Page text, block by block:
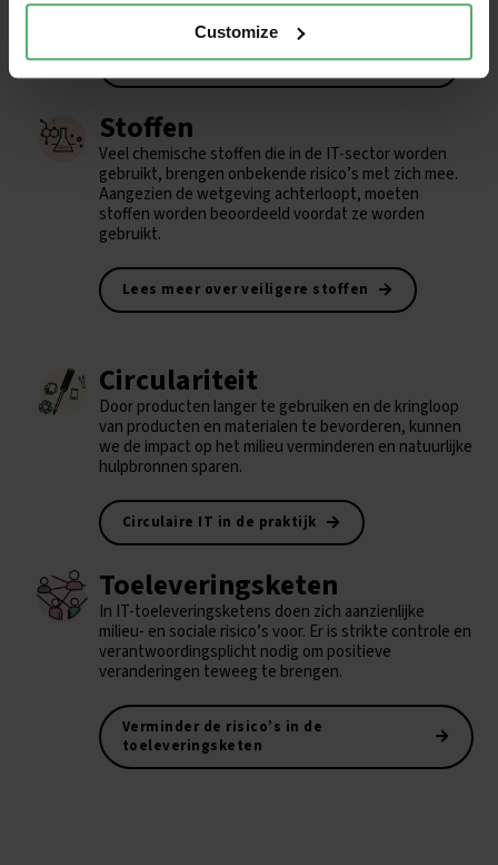
Customize
op het klimaat te verminderen.
De impact op het klimaat verminderen
Stoffen
Veel chemische stoffen die in de IT-sector worden
gebruikt, brengen onbekende risico’s met zich mee.
Aangezien de wetgeving achterloopt, moeten
stoffen worden beoordeeld voordat ze worden
gebruikt.
Lees meer over veiligere stoffen
Circulariteit
Door producten langer te gebruiken en de kringloop
van producten en materialen te bevorderen, kunnen
we de impact op het milieu verminderen en natuurlijke
hulpbronnen sparen.
Circulaire IT in de praktijk
Toeleveringsketen
In IT-toeleveringsketens doen zich aanzienlijke
milieu- en sociale risico’s voor. Er is strikte controle en
verantwoordingsplicht nodig om positieve
veranderingen teweeg te brengen.
Verminder de risico’s in de
toeleveringsketen